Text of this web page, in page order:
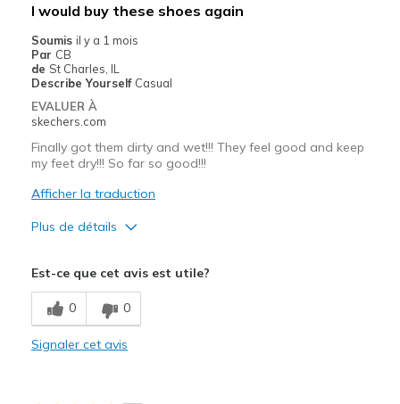
I would buy these shoes again
Soumis il y a 1 mois
Par CB
de St Charles, IL
Describe Yourself Casual
EVALUER À
skechers.com
Finally got them dirty and wet!!! They feel good and keep
my feet dry!!! So far so good!!!
Afficher la traduction
Plus de détails
Attractive Design
Comfortable
Est-ce que cet avis est utile?
0 0
Signaler cet avis